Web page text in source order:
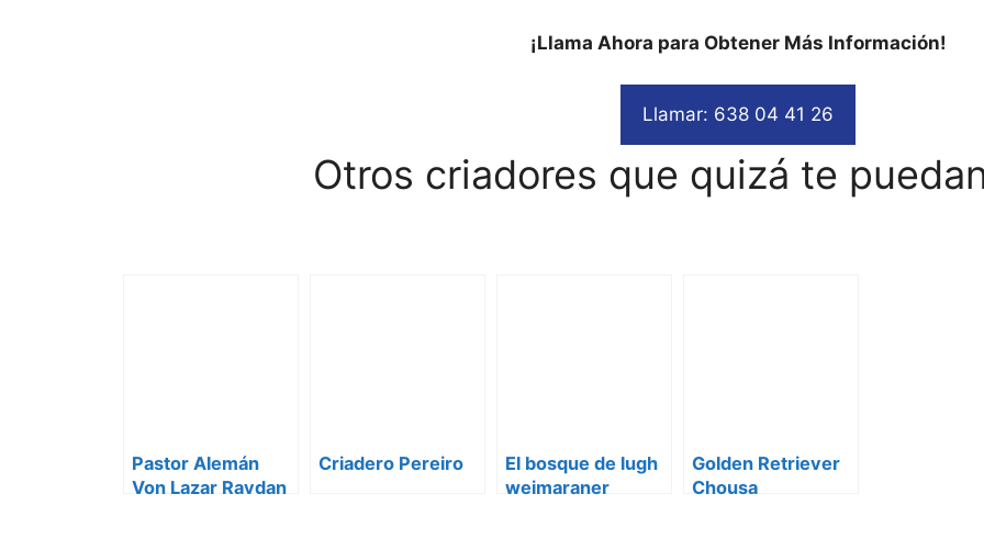
¡Llama Ahora para Obtener Más Información!
Llamar: 638 04 41 26
Otros criadores que quizá te
Pastor Alemán
Von Lazar Ravdan
Criadero Pereiro
El bosque de lugh
weimaraner
Golden Retriever
Chousa